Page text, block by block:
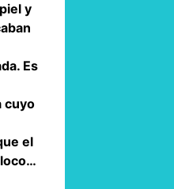
y
Es
cuyo
el